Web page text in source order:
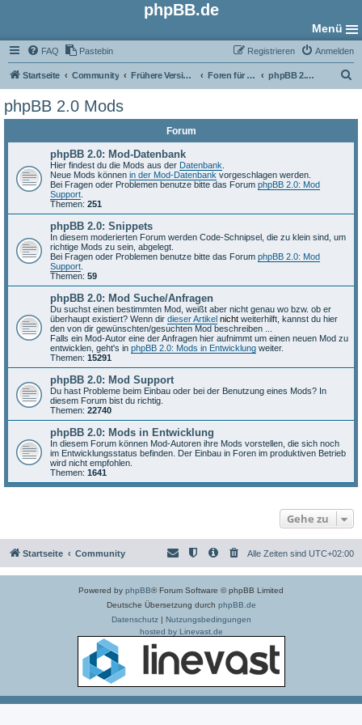
phpBB.de
Menü
FAQ Pastebin Anmelden
Registrieren
Startseite Community Frühere Versionen Foren für phpBB 2.0 phpBB 2.0 Mods
phpBB 2.0 Mods
Forum
phpBB 2.0: Mod-Datenbank
Hier findest du die Mods aus der Datenbank
Neue Mods können in der Mod-Datenbank vorgeschlagen werden.
Bei Fragen oder Problemen benutze bitte das Forum phpBB 2.0: Mod
Support
Themen: 251
phpBB 2.0: Snippets
In diesem moderierten Forum werden Code-Schnipsel, die zu klein sind, um
richtige Mods zu sein, abgelegt.
Bei Fragen oder Problemen benutze bitte das Forum phpBB 2.0: Mod
Support
Themen: 59
phpBB 2.0: Mod Suche/Anfragen
Du suchst einen bestimmten Mod, weißt aber nicht genau wo bzw. ob er
überhaupt existiert? Wenn dir dieser Artikel nicht weiterhilft, kannst du hier
den von dir gewünschten/gesuchten Mod beschreiben ...
Falls ein Mod-Autor eine der Anfragen hier aufnimmt um einen neuen Mod zu
entwicklen, geht's in phpBB 2.0: Mods in Entwicklung weiter.
Themen: 15291
phpBB 2.0: Mod Support
Du hast Probleme beim Einbau oder bei der Benutzung eines Mods? In
diesem Forum bist du richtig.
Themen: 22740
phpBB 2.0: Mods in Entwicklung
In diesem Forum können Mod-Autoren ihre Mods vorstellen, die sich noch
im Entwicklungsstatus befinden. Der Einbau in Foren im produktiven Betrieb
wird nicht empfohlen.
Themen: 1641
Gehe zu
Startseite Community Alle Zeiten sind UTC+02:00
Powered by phpBB® Forum Software © phpBB Limited
Deutsche Übersetzung durch phpBB.de
Datenschutz| Nutzungsbedingungen
hosted by Linevast.de